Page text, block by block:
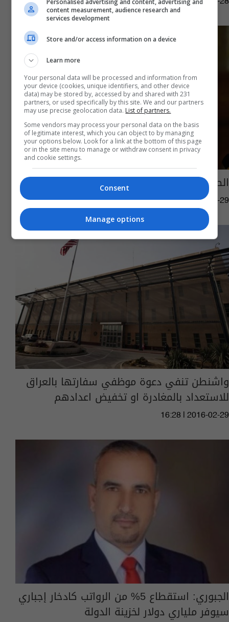
الصدر يشخص آفة جديدة
15:03 | 2019-04-29
واشنطن تنفي دعوة موظفي سفارتها بالعراق
للاستعداد بالمغادرة او تخفيض اعدادهم
16:28 | 2016-02-29
الجبوري: استقطاع 5% من الرواتب كادخار إجباري
سيوفر ملياري دولار لخزينة الدولة
Personalised advertising and content, advertising and
content measurement, audience research and
services development
Store and/or access information on a device
Learn more
Your personal data will be processed and information from
your device (cookies, unique identifiers, and other device
data) may be stored by, accessed by and shared with 231
partners, or used specifically by this site. We and our partners
may use precise geolocation data. List of partners.
Some vendors may process your personal data on the basis
of legitimate interest, which you can object to by managing
your options below. Look for a link at the bottom of this page
or in the site menu to manage or withdraw consent in privacy
and cookie settings.
Consent
Manage options